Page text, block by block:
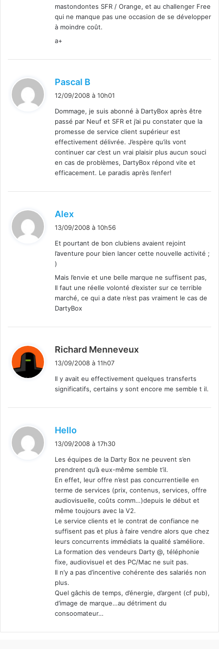
mastondontes SFR / Orange, et au challenger Free
qui ne manque pas une occasion de se développer
à moindre coût.
a+
Pascal B
:
12/09/2008 à 10h01
Dommage, je suis abonné à DartyBox après être
passé par Neuf et SFR et j’ai pu constater que la
promesse de service client supérieur est
effectivement délivrée. J’espère qu’ils vont
continuer car c’est un vrai plaisir plus aucun souci
en cas de problèmes, DartyBox répond vite et
efficacement. Le paradis après l’enfer!
Alex
:
13/09/2008 à 10h56
Et pourtant de bon clubiens avaient rejoint
l’aventure pour bien lancer cette nouvelle activité ;
)
Mais l’envie et une belle marque ne suffisent pas,
Il faut une réelle volonté d’exister sur ce terrible
marché, ce qui a date n’est pas vraiment le cas de
DartyBox
Richard Menneveux
13/09/2008 à 11h07
Il y avait eu effectivement quelques transferts
significatifs, certains y sont encore me semble t il.
Hello
:
13/09/2008 à 17h30
Les équipes de la Darty Box ne peuvent s’en
prendrent qu’à eux-même semble t’il.
En effet, leur offre n’est pas concurrentielle en
terme de services (prix, contenus, services, offre
audiovisuelle, coûts comm…)depuis le début et
même toujours avec la V2.
Le service clients et le contrat de confiance ne
suffisent pas et plus à faire vendre alors que chez
leurs concurrents immédiats la qualité s’améliore.
La formation des vendeurs Darty @, téléphonie
fixe, audiovisuel et des PC/Mac ne suit pas.
Il n’y a pas d’incentive cohérente des salariés non
plus.
Quel gâchis de temps, d’énergie, d’argent (cf pub),
d’image de marque…au détriment du
consoomateur…